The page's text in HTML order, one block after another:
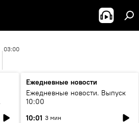
03:00
Ежедневные новости
Ежедневные новости. Выпуск
10:00
10:01 3 мин